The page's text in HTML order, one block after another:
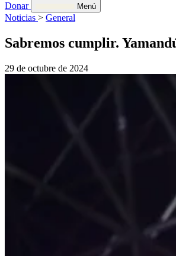
Donar Menú
Noticias > General
Sabremos cumplir.
29 de octubre de 2024